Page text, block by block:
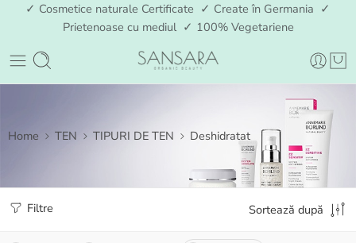
✓ Cosmetice naturale Certificate ✓ Create în Germania ✓
Prietenoase cu mediul ✓ 100% Vegetariene
Home TEN TIPURI DE TEN Deshidratat
Filtre Sortează după